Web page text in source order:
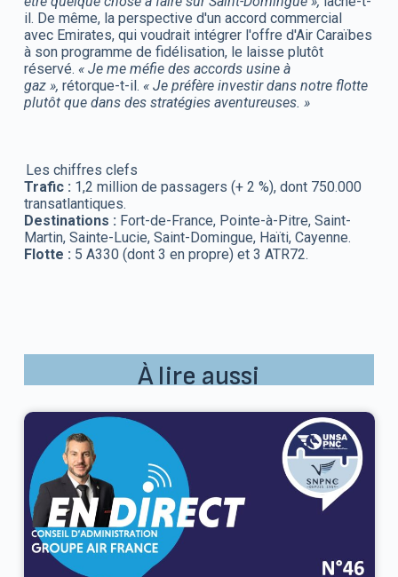
il. De même, la perspective d'un accord commercial
avec Emirates, qui voudrait intégrer l'offre d'Air Caraïbes
à son programme de fidélisation, le laisse plutôt
réservé. « Je me méfie des accords usine à
gaz », rétorque-t-il. « Je préfère investir dans notre flotte
plutôt que dans des stratégies aventureuses. »
Les chiffres clefs
Trafic : 1,2 million de passagers (+ 2 %), dont 750.000
transatlantiques.
Destinations : Fort-de-France, Pointe-à-Pitre, Saint-
Martin, Sainte-Lucie, Saint-Domingue, Haïti, Cayenne.
Flotte : 5 A330 (dont 3 en propre) et 3 ATR72.
À lire aussi